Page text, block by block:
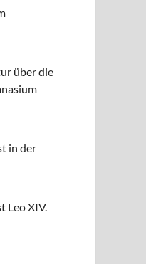
über die
in der
Leo XIV.